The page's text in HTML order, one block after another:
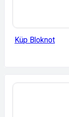
Küp Bloknot